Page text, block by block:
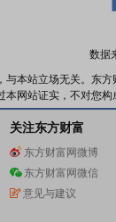
数据
本站立场无关。东
网站证实，不对您
关注东方财富
东方财富网微博
东方财富网微信
意见与建议